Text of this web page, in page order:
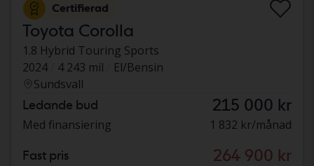
Certifierad
Toyota Corolla
1.8 Hybrid Touring Sports
2024
4 243 mil
El/Bensin
Sundsvall
Ledande bud 215 000 kr
Med finansiering 1 832 kr/månad
Fast pris 264 900 kr